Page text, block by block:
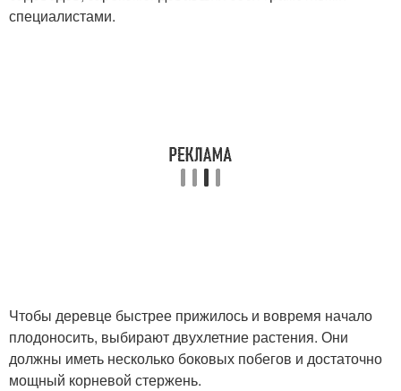
специалистами.
Чтобы деревце быстрее прижилось и вовремя начало
плодоносить, выбирают двухлетние растения. Они
должны иметь несколько боковых побегов и достаточно
мощный корневой стержень.